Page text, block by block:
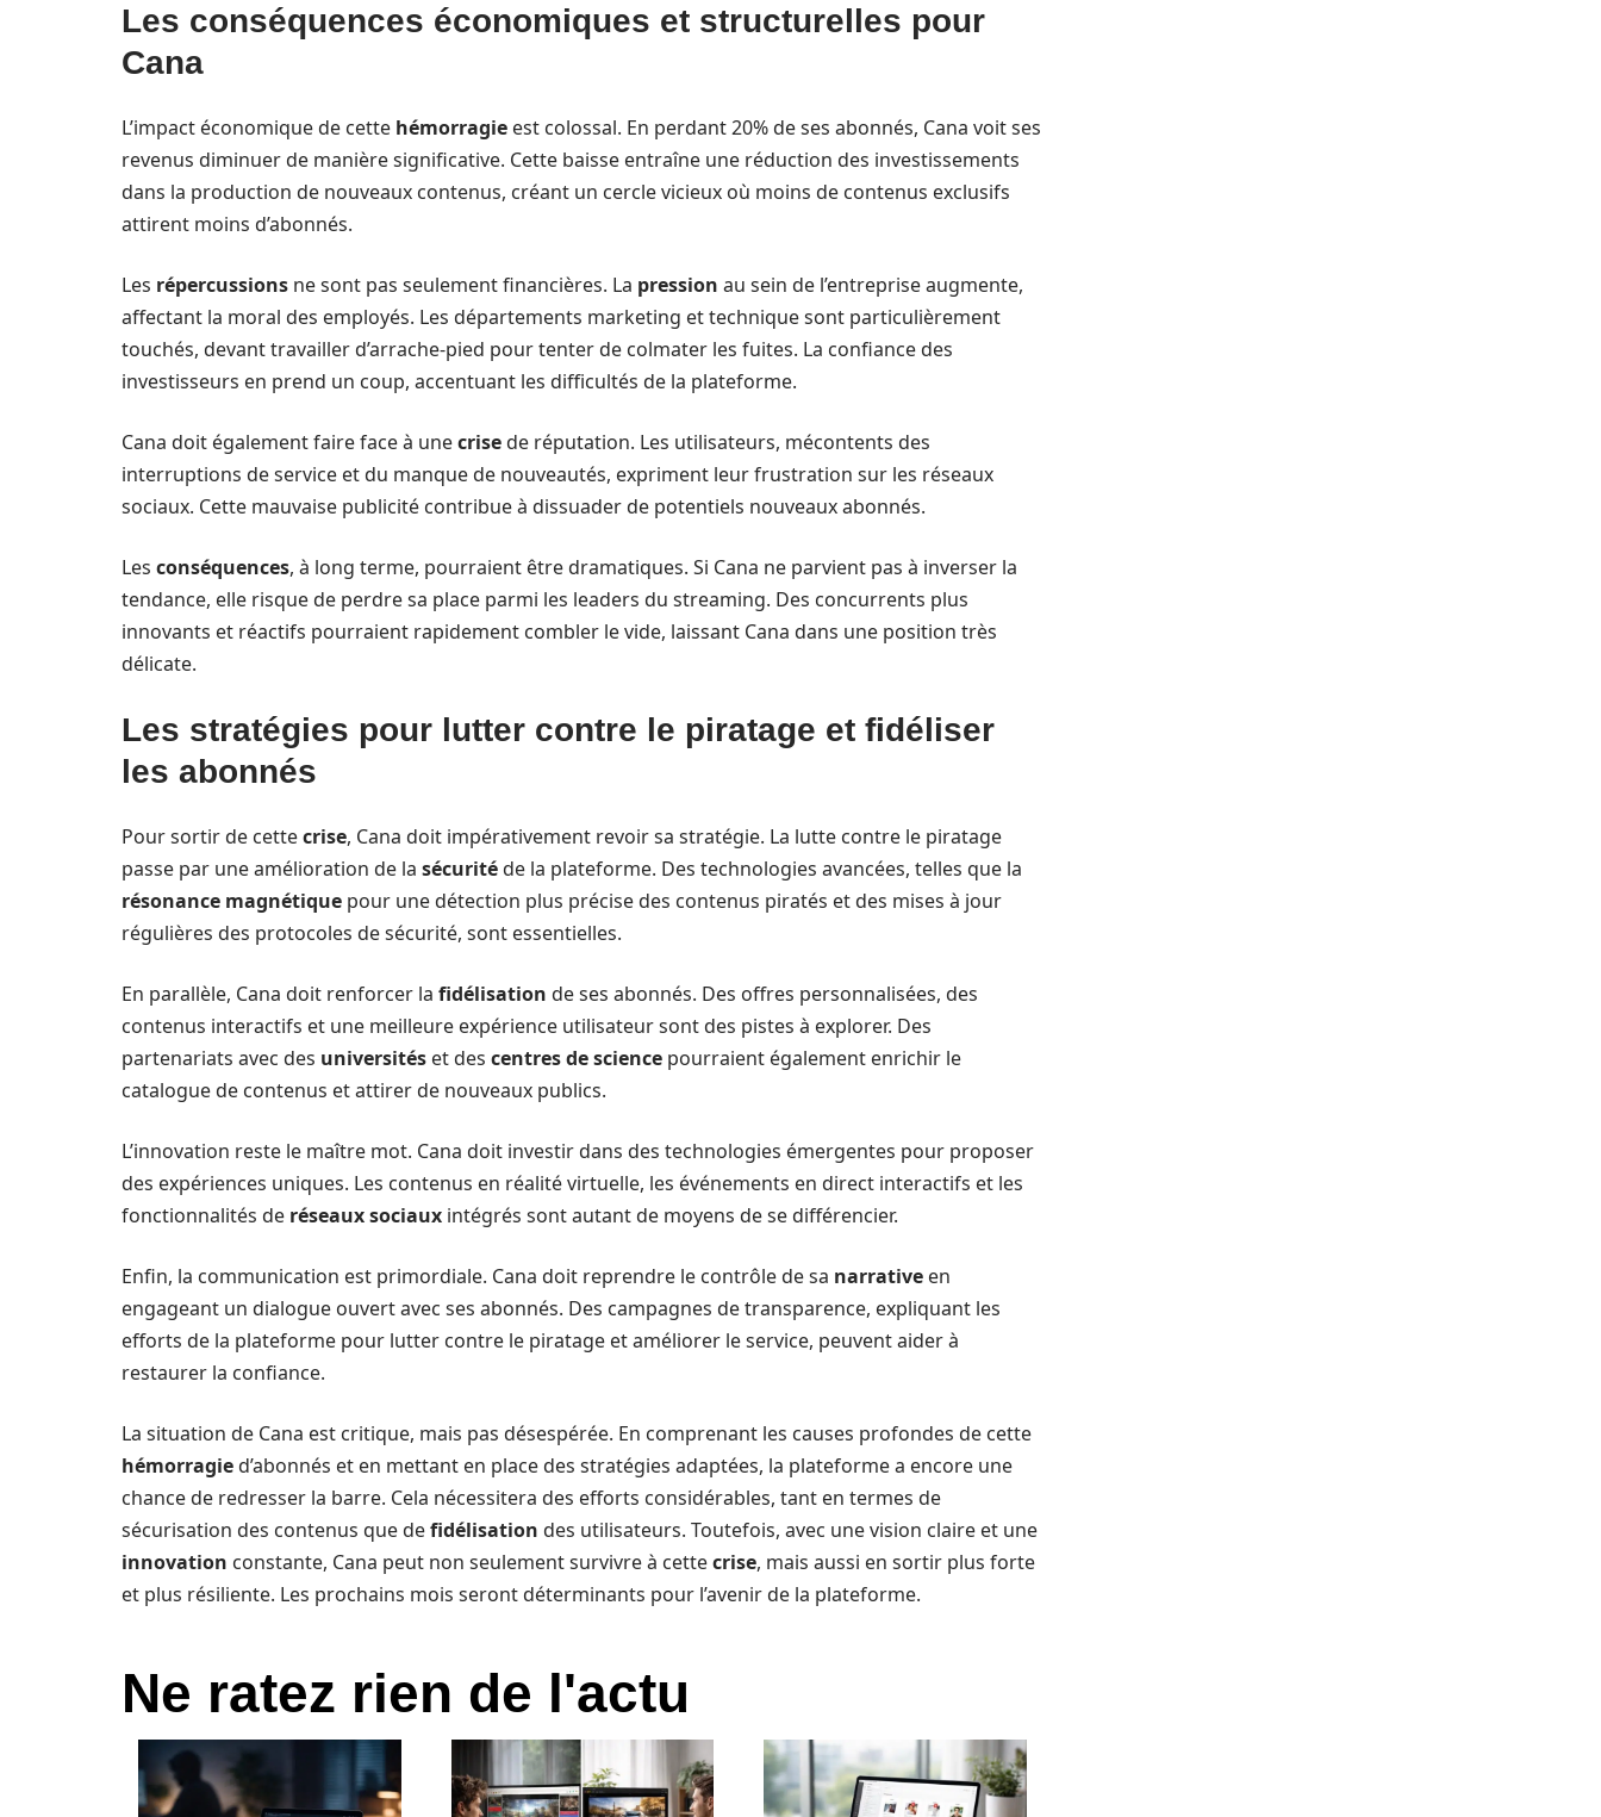
Les conséquences économiques et structurelles pour
Cana
L’impact économique de cette hémorragie est colossal. En perdant 20% de ses abonnés, Cana voit ses
revenus diminuer de manière significative. Cette baisse entraîne une réduction des investissements
dans la production de nouveaux contenus, créant un cercle vicieux où moins de contenus exclusifs
attirent moins d’abonnés.
Les répercussions ne sont pas seulement financières. La pression au sein de l’entreprise augmente,
affectant la moral des employés. Les départements marketing et technique sont particulièrement
touchés, devant travailler d’arrache-pied pour tenter de colmater les fuites. La confiance des
investisseurs en prend un coup, accentuant les difficultés de la plateforme.
Cana doit également faire face à unecrisede réputation. Les utilisateurs, mécontents des
interruptions de service et du manque de nouveautés, expriment leur frustration sur les réseaux
sociaux. Cette mauvaise publicité contribue à dissuader de potentiels nouveaux abonnés.
Les conséquences, à long terme, pourraient être dramatiques. Si Cana ne parvient pas à inverser la
tendance, elle risque de perdre sa place parmi les leaders du streaming. Des concurrents plus
innovants et réactifs pourraient rapidement combler le vide, laissant Cana dans une position très
délicate.
Les stratégies pour lutter contre le piratage et fidéliser
les abonnés
Pour sortir de cettecrise, Cana doit impérativement revoir sa stratégie. La lutte contre le piratage
passe par une amélioration de la sécuritéde la plateforme. Des technologies avancées, telles que la
résonance magnétique pour une détection plus précise des contenus piratés et des mises à jour
régulières des protocoles de sécurité, sont essentielles.
En parallèle, Cana doit renforcer la fidélisation de ses abonnés. Des offres personnalisées, des
contenus interactifs et une meilleure expérience utilisateur sont des pistes à explorer. Des
partenariats avec des universités et des centres de science pourraient également enrichir le
catalogue de contenus et attirer de nouveaux publics.
L’innovation reste le maître mot. Cana doit investir dans des technologies émergentes pour proposer
des expériences uniques. Les contenus en réalité virtuelle, les événements en direct interactifs et les
fonctionnalités de réseaux sociaux intégrés sont autant de moyens de se différencier.
Enfin, la communication est primordiale. Cana doit reprendre le contrôle de sa narrative en
engageant un dialogue ouvert avec ses abonnés. Des campagnes de transparence, expliquant les
efforts de la plateforme pour lutter contre le piratage et améliorer le service, peuvent aider à
restaurer la confiance.
La situation de Cana est critique, mais pas désespérée. En comprenant les causes profondes de cette
hémorragied’abonnés et en mettant en place des stratégies adaptées, la plateforme a encore une
chance de redresser la barre. Cela nécessitera des efforts considérables, tant en termes de
sécurisation des contenus que defidélisation des utilisateurs. Toutefois, avec une vision claire et une
innovation constante, Cana peut non seulement survivre à cettecrise, mais aussi en sortir plus forte
et plus résiliente. Les prochains mois seront déterminants pour l’avenir de la plateforme.
Ne ratez rien de l'actu